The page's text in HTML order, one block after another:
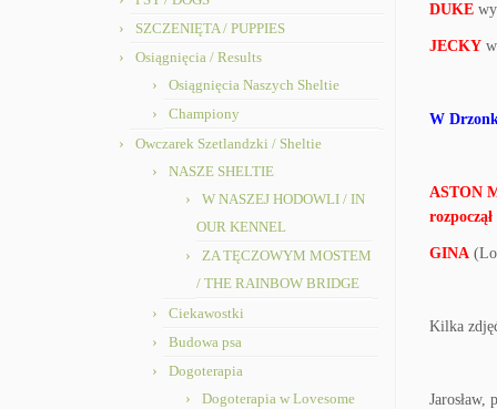
SZCZENIĘTA / PUPPIES
Osiągnięcia / Results
Osiągnięcia Naszych Sheltie
Championy
Owczarek Szetlandzki / Sheltie
NASZE SHELTIE
W NASZEJ HODOWLI / IN
OUR KENNEL
ZA TĘCZOWYM MOSTEM
/ THE RAINBOW BRIDGE
Ciekawostki
Budowa psa
Dogoterapia
Dogoterapia w Lovesome
DUKE
JECKY
W
ASTON
GINA
Kilka
Jarosław,